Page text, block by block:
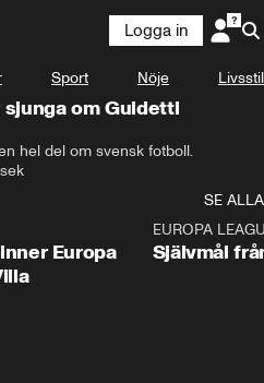
Logga in
Sport Nöje Livsstil
om Guidetti
hel del om svensk fotboll.
SE ALLA
Europa
EUROPA
Självmål